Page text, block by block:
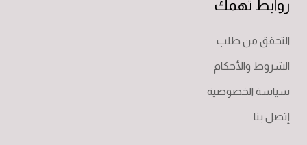
روابط تهمك
التحقق من طلب
الشروط والأحكام
سياسة الخصوصية
إتصل بنا